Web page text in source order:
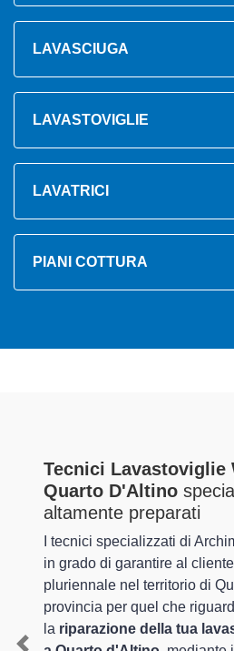
LAVASCIUGA
LAVASTOVIGLIE
LAVATRICI
PIANI COTTURA
Tecnici Lavastoviglie
Quarto D'Altino
altamente preparati
I tecnici specializzati di
in grado di garantire al
pluriennale nel territorio di
provincia per quel che
la riparazione della tua